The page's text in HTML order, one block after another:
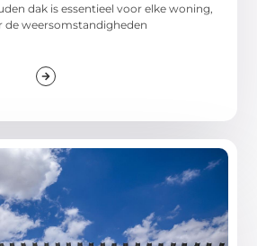
dak is essentieel voor elke woning,
de weersomstandigheden